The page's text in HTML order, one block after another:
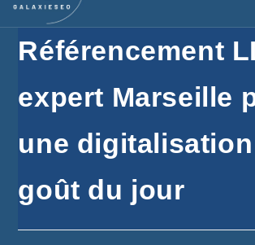
Référencement
expert Marseille
une
goût du jour